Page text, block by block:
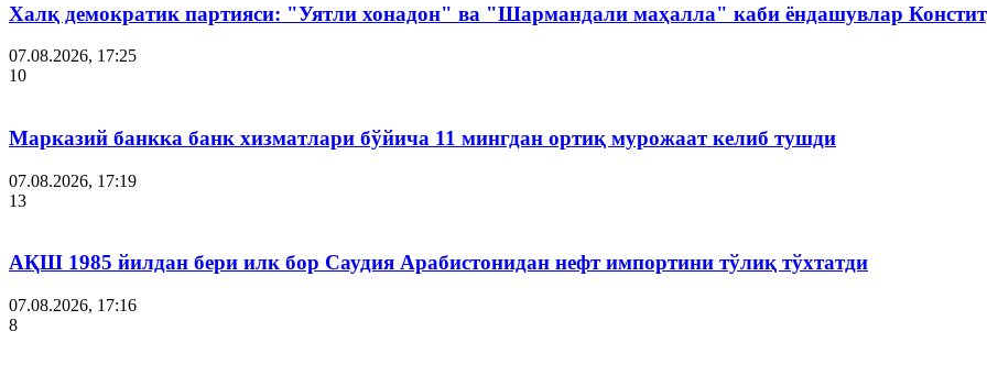
Халқ демократик партияси: "Уятли хонадон" ва "Шармандали маҳалла" каби ёндашувлар
07.08.2026, 17:25
10
Марказий банкка банк хизматлари бўйича 11 мингдан ортиқ мурожаат келиб тушди
07.08.2026, 17:19
13
АҚШ 1985 йилдан бери илк бор Саудия Арабистонидан нефт импортини тўлиқ тўхтатди
07.08.2026, 17:16
8